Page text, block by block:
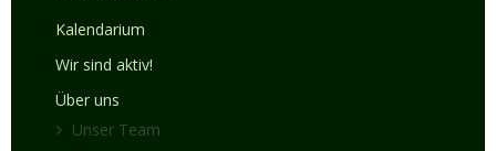
Kalendarium
Wir sind aktiv!
Über uns
Unser Team